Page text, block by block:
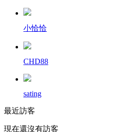
小恰恰
CHD88
sating
最近訪客
現在還沒有訪客